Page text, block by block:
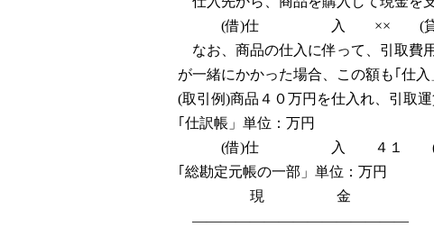
(借)仕 入 ×× (
なお、商品の仕入に伴って、引取費
が一緒にかかった場合、この額も｢仕
(取引例)商品４０万円を仕入れ、引取
｢仕訳帳」単位：万円
(借)仕 入 ４１
｢総勘定元帳の一部」単位：万円
現 金
―――――――――――――――